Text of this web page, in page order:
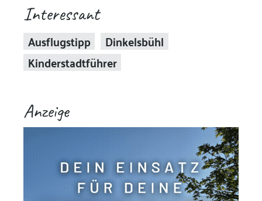
Interessant
Ausflugstipp
Dinkelsbühl
Kinderstadtführer
Anzeige